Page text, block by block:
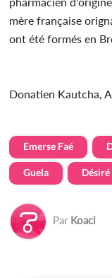
mère française
ont été formés en
Donatien Kautcha,
Emerse Faé
Guela Désiré
Par Koaci